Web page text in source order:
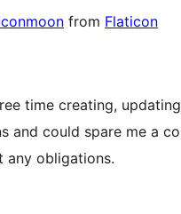
from Flaticon
time creating,
and could spare me a
any obligations.